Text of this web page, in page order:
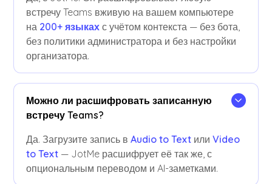
встречу Teams вживую на вашем компьютере
на 200+ языках с учётом контекста — без бота,
без политики администратора и без настройки
организатора.
Можно ли расшифровать записанную
встречу Teams?
Да. Загрузите запись вAudio to Text илиVideo
to Text — JotMe расшифрует её так же, с
опциональным переводом и AI-заметками.